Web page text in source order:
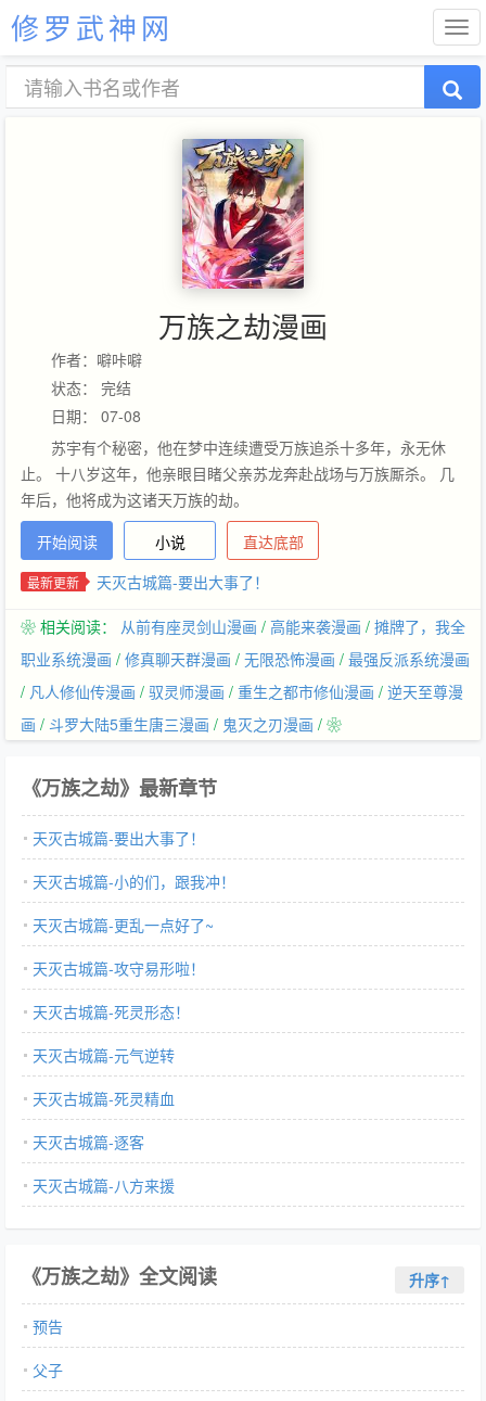
修罗武神网
万族之劫漫画
作者：噼咔噼
状态： 完结
日期： 07-08
苏宇有个秘密，他在梦中连续遭受万族追杀十多年，永无休
止。 十八岁这年，他亲眼目睹父亲苏龙奔赴战场与万族厮杀。 几
年后，他将成为这诸天万族的劫。
开始阅读
小说 直达底部
最新更新 天灭古城篇-要出大事了！
❀ 相关阅读： 从前有座灵剑山漫画 / 高能来袭漫画 / 摊牌了，我全
职业系统漫画 / 修真聊天群漫画 / 无限恐怖漫画 / 最强反派系统漫画
/ 凡人修仙传漫画 / 驭灵师漫画 / 重生之都市修仙漫画 / 逆天至尊漫
画 / 斗罗大陆5重生唐三漫画 / 鬼灭之刃漫画 / ❀
《万族之劫》最新章节
天灭古城篇-要出大事了！
天灭古城篇-小的们，跟我冲！
天灭古城篇-更乱一点好了~
天灭古城篇-攻守易形啦！
天灭古城篇-死灵形态！
天灭古城篇-元气逆转
天灭古城篇-死灵精血
天灭古城篇-逐客
天灭古城篇-八方来援
《万族之劫》全文阅读 升序↑
预告
父子